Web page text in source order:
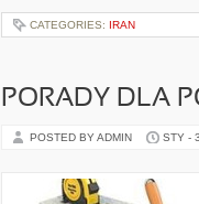
CATEGORIES: IRAN
PORADY DLA
POSTED BY ADMIN STY -